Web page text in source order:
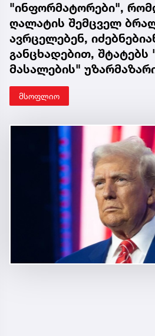
"ინფორმატორები",
ღალატის შემცველ
ავრცელებენ,
განცხადებით,
მასალების"
მსოფლიო